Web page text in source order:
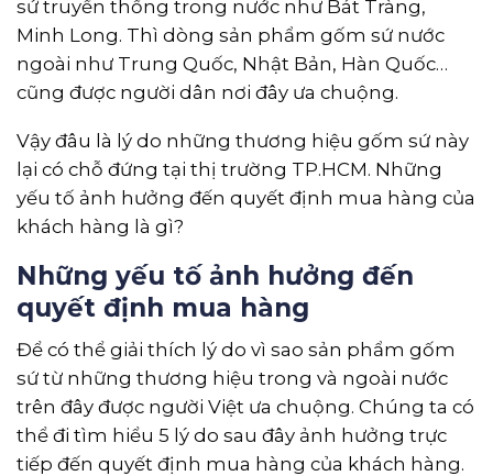
sứ truyền thống trong nước như Bát Tràng,
Minh Long. Thì dòng sản phẩm gốm sứ nước
ngoài như Trung Quốc, Nhật Bản, Hàn Quốc…
cũng được người dân nơi đây ưa chuộng.
Vậy đâu là lý do những thương hiệu gốm sứ này
lại có chỗ đứng tại thị trường TP.HCM. Những
yếu tố ảnh hưởng đến quyết định mua hàng của
khách hàng là gì?
Những yếu tố ảnh hưởng đến
quyết định mua hàng
Để có thể giải thích lý do vì sao sản phẩm gốm
sứ từ những thương hiệu trong và ngoài nước
trên đây được người Việt ưa chuộng. Chúng ta có
thể đi tìm hiểu 5 lý do sau đây ảnh hưởng trực
tiếp đến quyết định mua hàng của khách hàng.